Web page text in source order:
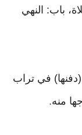
باب: النهي
في تراب
منه.